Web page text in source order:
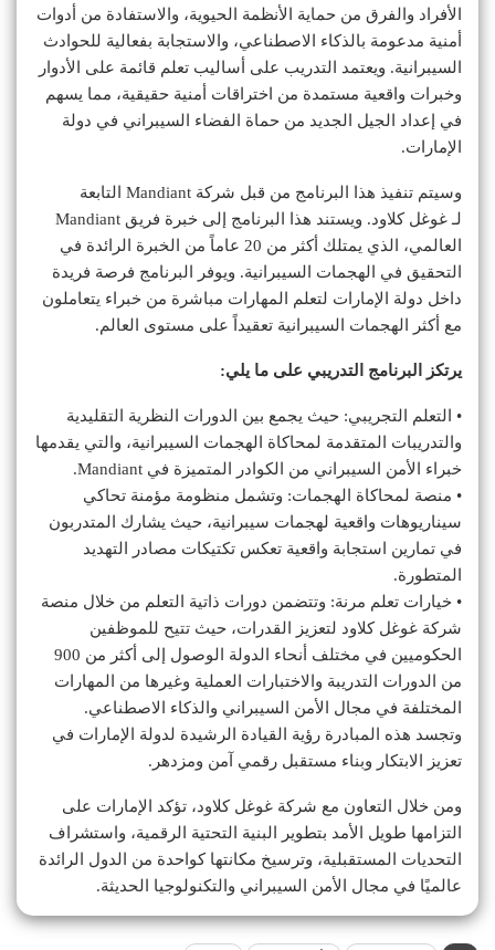
الأفراد والفرق من حماية الأنظمة الحيوية، والاستفادة من أدوات
أمنية مدعومة بالذكاء الاصطناعي، والاستجابة بفعالية للحوادث
السيبرانية. ويعتمد التدريب على أساليب تعلم قائمة على الأدوار
وخبرات واقعية مستمدة من اختراقات أمنية حقيقية، مما يسهم
في إعداد الجيل الجديد من حماة الفضاء السيبراني في دولة
الإمارات.
وسيتم تنفيذ هذا البرنامج من قبل شركة Mandiant التابعة
لـ غوغل كلاود. ويستند هذا البرنامج إلى خبرة فريق Mandiant
العالمي، الذي يمتلك أكثر من 20 عاماً من الخبرة الرائدة في
التحقيق في الهجمات السيبرانية. ويوفر البرنامج فرصة فريدة
داخل دولة الإمارات لتعلم المهارات مباشرة من خبراء يتعاملون
مع أكثر الهجمات السيبرانية تعقيداً على مستوى العالم.
يرتكز البرنامج التدريبي على ما يلي:
• التعلم التجريبي: حيث يجمع بين الدورات النظرية التقليدية
والتدريبات المتقدمة لمحاكاة الهجمات السيبرانية، والتي يقدمها
خبراء الأمن السيبراني من الكوادر المتميزة في Mandiant.
• منصة لمحاكاة الهجمات: وتشمل منظومة مؤمنة تحاكي
سيناريوهات واقعية لهجمات سيبرانية، حيث يشارك المتدربون
في تمارين استجابة واقعية تعكس تكتيكات مصادر التهديد
المتطورة.
• خيارات تعلم مرنة: وتتضمن دورات ذاتية التعلم من خلال منصة
شركة غوغل كلاود لتعزيز القدرات، حيث تتيح للموظفين
الحكوميين في مختلف أنحاء الدولة الوصول إلى أكثر من 900
من الدورات التدريبة والاختبارات العملية وغيرها من المهارات
المختلفة في مجال الأمن السيبراني والذكاء الاصطناعي.
وتجسد هذه المبادرة رؤية القيادة الرشيدة لدولة الإمارات في
تعزيز الابتكار وبناء مستقبل رقمي آمن ومزدهر.
ومن خلال التعاون مع شركة غوغل كلاود، تؤكد الإمارات على
التزامها طويل الأمد بتطوير البنية التحتية الرقمية، واستشراف
التحديات المستقبلية، وترسيخ مكانتها كواحدة من الدول الرائدة
عالميًا في مجال الأمن السيبراني والتكنولوجيا الحديثة.